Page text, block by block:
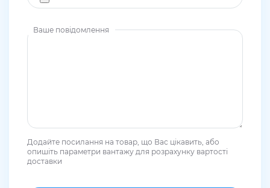
Ваше повідомлення
Додайте посилання на товар, що Вас цікавить, або
опишіть параметри вантажу для розрахунку вартості
доставки